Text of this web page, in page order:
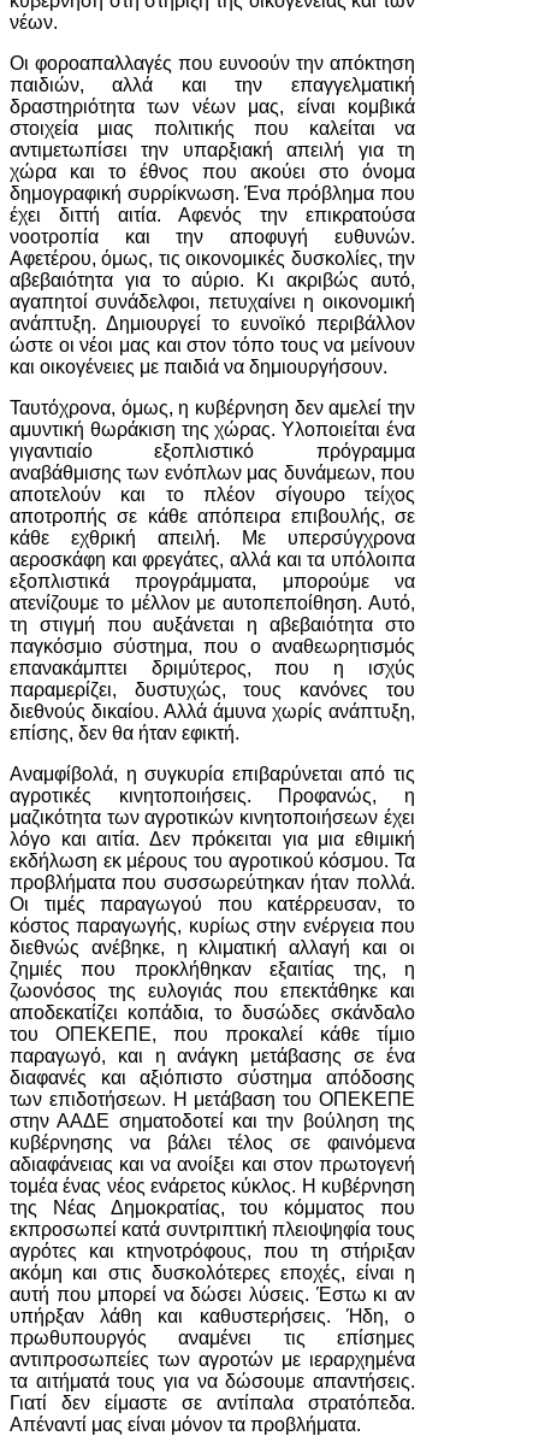
νέων.
Οι φοροαπαλλαγές που ευνοούν την απόκτηση
παιδιών, αλλά και την επαγγελματική
δραστηριότητα των νέων μας, είναι κομβικά
στοιχεία μιας πολιτικής που καλείται να
αντιμετωπίσει την υπαρξιακή απειλή για τη
χώρα και το έθνος που ακούει στο όνομα
δημογραφική συρρίκνωση. Ένα πρόβλημα που
έχει διττή αιτία. Αφενός την επικρατούσα
νοοτροπία και την αποφυγή ευθυνών.
Αφετέρου, όμως, τις οικονομικές δυσκολίες, την
αβεβαιότητα για το αύριο. Κι ακριβώς αυτό,
αγαπητοί συνάδελφοι, πετυχαίνει η οικονομική
ανάπτυξη. Δημιουργεί το ευνοϊκό περιβάλλον
ώστε οι νέοι μας και στον τόπο τους να μείνουν
και οικογένειες με παιδιά να δημιουργήσουν.
Ταυτόχρονα, όμως, η κυβέρνηση δεν αμελεί την
αμυντική θωράκιση της χώρας. Υλοποιείται ένα
γιγαντιαίο εξοπλιστικό πρόγραμμα
αναβάθμισης των ενόπλων μας δυνάμεων, που
αποτελούν και το πλέον σίγουρο τείχος
αποτροπής σε κάθε απόπειρα επιβουλής, σε
κάθε εχθρική απειλή. Με υπερσύγχρονα
αεροσκάφη και φρεγάτες, αλλά και τα υπόλοιπα
εξοπλιστικά προγράμματα, μπορούμε να
ατενίζουμε το μέλλον με αυτοπεποίθηση. Αυτό,
τη στιγμή που αυξάνεται η αβεβαιότητα στο
παγκόσμιο σύστημα, που ο αναθεωρητισμός
επανακάμπτει δριμύτερος, που η ισχύς
παραμερίζει, δυστυχώς, τους κανόνες του
διεθνούς δικαίου. Αλλά άμυνα χωρίς ανάπτυξη,
επίσης, δεν θα ήταν εφικτή.
Αναμφίβολά, η συγκυρία επιβαρύνεται από τις
αγροτικές κινητοποιήσεις. Προφανώς, η
μαζικότητα των αγροτικών κινητοποιήσεων έχει
λόγο και αιτία. Δεν πρόκειται για μια εθιμική
εκδήλωση εκ μέρους του αγροτικού κόσμου. Τα
προβλήματα που συσσωρεύτηκαν ήταν πολλά.
Οι τιμές παραγωγού που κατέρρευσαν, το
κόστος παραγωγής, κυρίως στην ενέργεια που
διεθνώς ανέβηκε, η κλιματική αλλαγή και οι
ζημιές που προκλήθηκαν εξαιτίας της, η
ζωονόσος της ευλογιάς που επεκτάθηκε και
αποδεκατίζει κοπάδια, το δυσώδες σκάνδαλο
του ΟΠΕΚΕΠΕ, που προκαλεί κάθε τίμιο
παραγωγό, και η ανάγκη μετάβασης σε ένα
διαφανές και αξιόπιστο σύστημα απόδοσης
των επιδοτήσεων. Η μετάβαση του ΟΠΕΚΕΠΕ
στην ΑΑΔΕ σηματοδοτεί και την βούληση της
κυβέρνησης να βάλει τέλος σε φαινόμενα
αδιαφάνειας και να ανοίξει και στον πρωτογενή
τομέα ένας νέος ενάρετος κύκλος. Η κυβέρνηση
της Νέας Δημοκρατίας, του κόμματος που
εκπροσωπεί κατά συντριπτική πλειοψηφία τους
αγρότες και κτηνοτρόφους, που τη στήριξαν
ακόμη και στις δυσκολότερες εποχές, είναι η
αυτή που μπορεί να δώσει λύσεις. Έστω κι αν
υπήρξαν λάθη και καθυστερήσεις. Ήδη, ο
πρωθυπουργός αναμένει τις επίσημες
αντιπροσωπείες των αγροτών με ιεραρχημένα
τα αιτήματά τους για να δώσουμε απαντήσεις.
Γιατί δεν είμαστε σε αντίπαλα στρατόπεδα.
Απέναντί μας είναι μόνον τα προβλήματα.